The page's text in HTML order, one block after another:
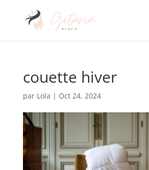
couette hiver
par Lola | Oct 24, 2024